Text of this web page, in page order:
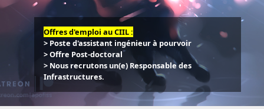
Offres d'emploi au CIIL :
> Poste d'assistant ingénieur à pourvoir
> Offre Post-doctoral
> Nous recrutons un(e) Responsable des
Infrastructures.